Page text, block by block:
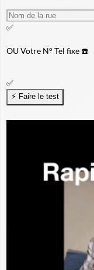
✅
OUVotre N° Tel fixe ☎️
✅